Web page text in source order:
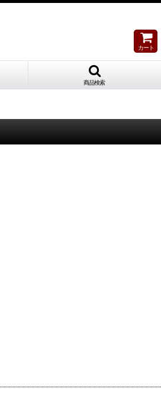
カート
商品検索